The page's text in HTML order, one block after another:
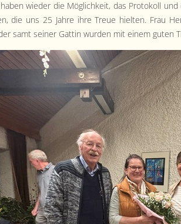
wieder die Möglichkeit, das Pro­tokoll
die uns 25 Jahre ihre Treue hiel­ten. Frau
samt sein­er Gat­tin wur­den mit einem guten